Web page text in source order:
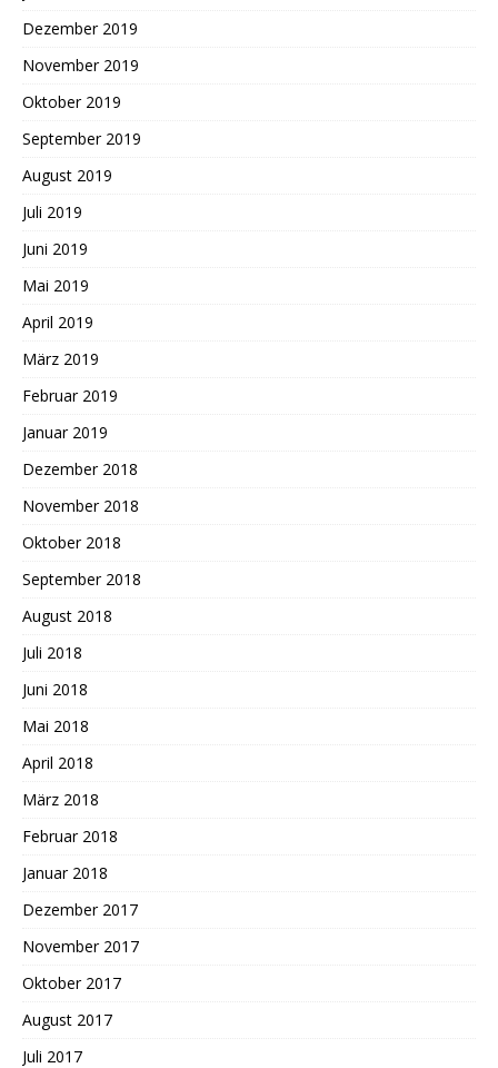
Dezember 2019
November 2019
Oktober 2019
September 2019
August 2019
Juli 2019
Juni 2019
Mai 2019
April 2019
März 2019
Februar 2019
Januar 2019
Dezember 2018
November 2018
Oktober 2018
September 2018
August 2018
Juli 2018
Juni 2018
Mai 2018
April 2018
März 2018
Februar 2018
Januar 2018
Dezember 2017
November 2017
Oktober 2017
August 2017
Juli 2017